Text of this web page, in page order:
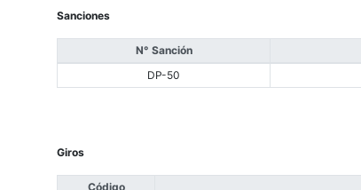
Sanciones
N° Sanción
DP-50
Giros
Código